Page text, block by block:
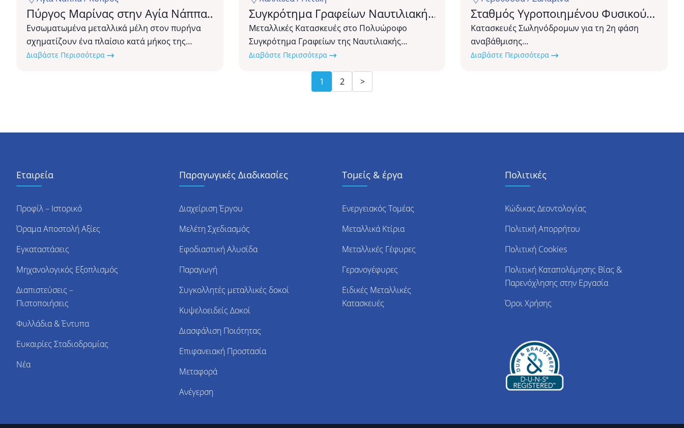
Πύργος Μαρίνας στην Αγία Νάππα
Κύπρου
Ενσωματωμένα μεταλλικά μέλη στον πυρήνα
σχηματίζουν ένα πλαίσιο κατά μήκος της
περιμέτρου του ενώ συνεργάζονται με το
Διαβάστε Περισσότερα
Συγκρότημα Γραφείων Ναυτιλιακής
Εταιρίας Maran Dry Management
Μεταλλικές Κατασκευές στο Πολυώροφο
Συγκρότημα Γραφείων της Ναυτιλιακής
εταιρίας Maran Dry Management...
Διαβάστε Περισσότερα
Σταθμός Υγροποιημένου Φυσικού
Αερίου Ρεβυθούσας
Κατασκευές Σωληνόδρομων για τη 2η φάση
αναβάθμισης...
Διαβάστε Περισσότερα
1 2 >
Εταιρεία
Προφίλ – Ιστορικό
Όραμα Αποστολή Αξίες
Εγκαταστάσεις
Μηχανολογικός Εξοπλισμός
Διαπιστεύσεις –
Πιστοποιήσεις
Φυλλάδια & Έντυπα
Ευκαιρίες Σταδιοδρομίας
Νέα
Παραγωγικές Διαδικασίες
Διαχείριση Έργου
Μελέτη Σχεδιασμός
Εφοδιαστική Αλυσίδα
Παραγωγή
Συγκολλητές μεταλλικές δοκοί
Κυψελοειδείς Δοκοί
Διασφάλιση Ποιότητας
Επιφανειακή Προστασία
Μεταφορά
Ανέγερση
Τομείς & έργα
Ενεργειακός Τομέας
Μεταλλικά Κτίρια
Μεταλλικές Γέφυρες
Γερανογέφυρες
Ειδικές Μεταλλικές
Κατασκευές
Πολιτικές
Κώδικας Δεοντολογίας
Πολιτική Απορρήτου
Πολιτική Cookies
Πολιτική Καταπολέμησης Βίας &
Παρενόχλησης στην Εργασία
Όροι Χρήσης